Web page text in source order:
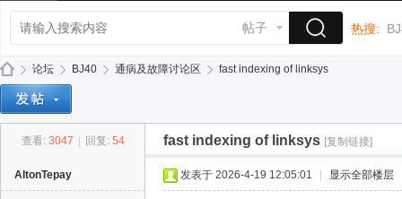
帖子 热搜:
论坛
›
BJ40
›
通病及故障讨论区
›
fast indexing of linksys
查看: 3047 回复: 54 fast indexing of linksys [复制链接]
AltonTepay 发表于 2026-4-19 12:05:01 显示全部楼层